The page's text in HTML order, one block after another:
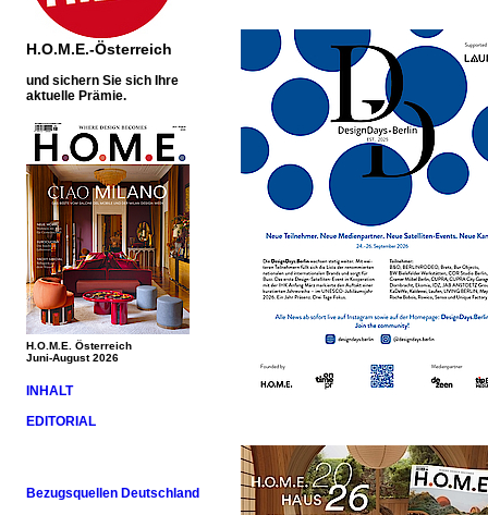
H.O.M.E.-Österreich
und sichern Sie sich Ihre
aktuelle Prämie.
H.O.M.E. Österreich
Juni-August 2026
INHALT
EDITORIAL
Bezugsquellen Deutschland